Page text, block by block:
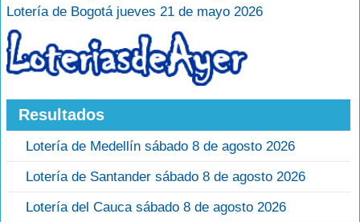
Lotería de Bogotá jueves 21 de mayo 2026
Resultados
Lotería de Medellín sábado 8 de agosto 2026
Lotería de Santander sábado 8 de agosto 2026
Lotería del Cauca sábado 8 de agosto 2026